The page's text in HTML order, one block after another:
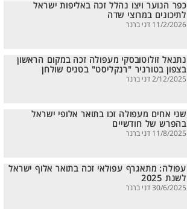
כפר הנוער ויצו נהלל זכה באליפות ישראל
לתיכונים במרוצי שדה
11/2/2026 דני ברנר
נתנאל זולוטובסקי מעפולה זכה במקום הראשון
בצפון בטורניר "רנקליסט" בטניס שולחן
2/12/2025 דני ברנר
שני אחים מעפולה זכו בתואר אלופי ישראל
בהפרש של חודשיים
11/8/2025 דני ברנר
עפולה: מתאגרף עפולאי זכה בתואר אלוף ישראל
לשנת 2025
30/6/2025 דני ברנר